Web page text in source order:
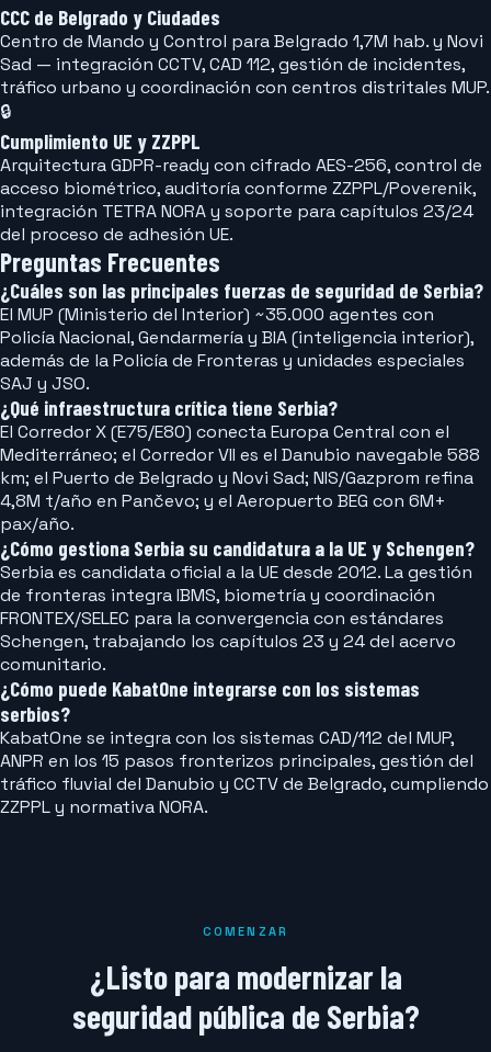
CCC de Belgrado y Ciudades
Centro de Mando y Control para Belgrado 1,7M hab. y Novi
Sad — integración CCTV, CAD 112, gestión de incidentes,
tráfico urbano y coordinación con centros distritales MUP.
🔒
Cumplimiento UE y ZZPPL
Arquitectura GDPR-ready con cifrado AES-256, control de
acceso biométrico, auditoría conforme ZZPPL/Poverenik,
integración TETRA NORA y soporte para capítulos 23/24
del proceso de adhesión UE.
Preguntas Frecuentes
¿Cuáles son las principales fuerzas de seguridad de Serbia?
El MUP (Ministerio del Interior) ~35.000 agentes con
Policía Nacional, Gendarmería y BIA (inteligencia interior),
además de la Policía de Fronteras y unidades especiales
SAJ y JSO.
¿Qué infraestructura crítica tiene Serbia?
El Corredor X (E75/E80) conecta Europa Central con el
Mediterráneo; el Corredor VII es el Danubio navegable 588
km; el Puerto de Belgrado y Novi Sad; NIS/Gazprom refina
4,8M t/año en Pančevo; y el Aeropuerto BEG con 6M+
pax/año.
¿Cómo gestiona Serbia su candidatura a la UE y Schengen?
Serbia es candidata oficial a la UE desde 2012. La gestión
de fronteras integra IBMS, biometría y coordinación
FRONTEX/SELEC para la convergencia con estándares
Schengen, trabajando los capítulos 23 y 24 del acervo
comunitario.
¿Cómo puede KabatOne integrarse con los sistemas
serbios?
KabatOne se integra con los sistemas CAD/112 del MUP,
ANPR en los 15 pasos fronterizos principales, gestión del
tráfico fluvial del Danubio y CCTV de Belgrado, cumpliendo
ZZPPL y normativa NORA.
COMENZAR
¿Listo para modernizar la
seguridad pública de Serbia?